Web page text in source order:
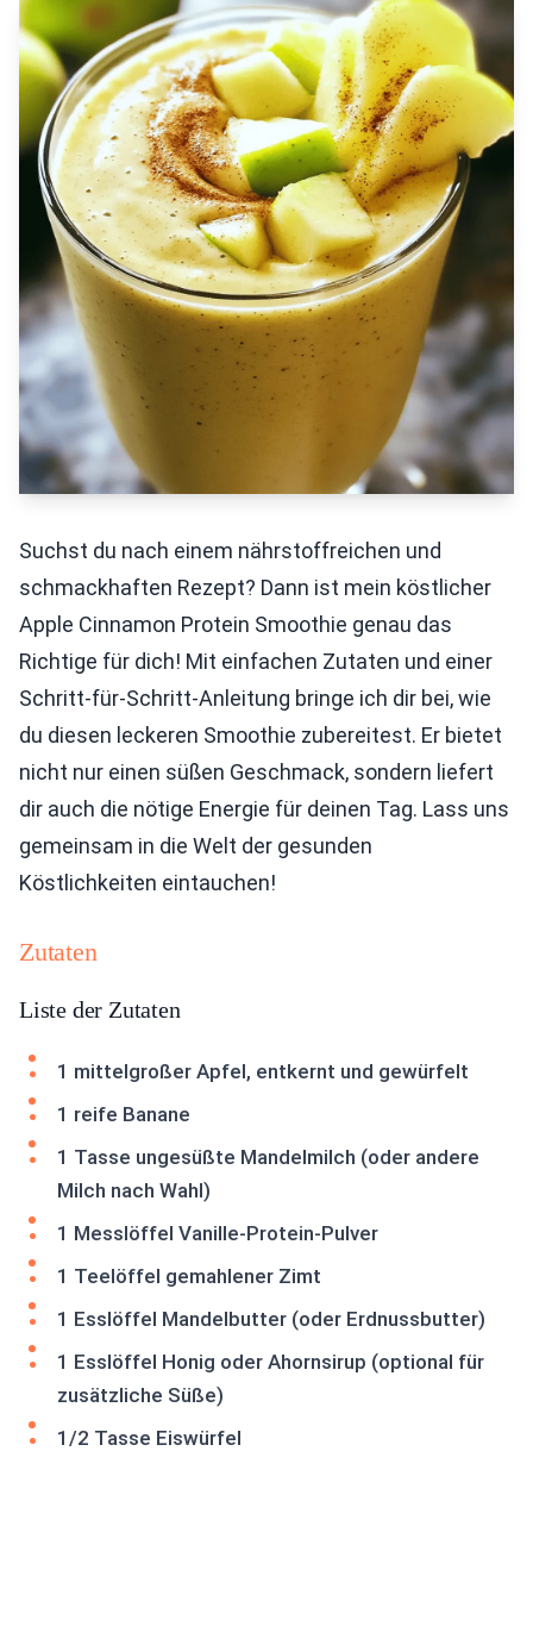
Suchst du nach einem nährstoffreichen und
schmackhaften Rezept? Dann ist mein köstlicher
Apple Cinnamon Protein Smoothie genau das
Richtige für dich! Mit einfachen Zutaten und einer
Schritt-für-Schritt-Anleitung bringe ich dir bei, wie
du diesen leckeren Smoothie zubereitest. Er bietet
nicht nur einen süßen Geschmack, sondern liefert
dir auch die nötige Energie für deinen Tag. Lass uns
gemeinsam in die Welt der gesunden
Köstlichkeiten eintauchen!
Zutaten
Liste der Zutaten
1 mittelgroßer Apfel, entkernt und gewürfelt
1 reife Banane
1 Tasse ungesüßte Mandelmilch (oder andere
Milch nach Wahl)
1 Messlöffel Vanille-Protein-Pulver
1 Teelöffel gemahlener Zimt
1 Esslöffel Mandelbutter (oder Erdnussbutter)
1 Esslöffel Honig oder Ahornsirup (optional für
zusätzliche Süße)
1/2 Tasse Eiswürfel